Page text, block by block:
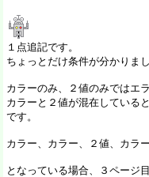
１点追記です。
ちょっとだけ条件が分かりまし
カラーのみ、２値のみではエ
カラーと２値が混在している
です。
カラー、カラー、２値、カラー
となっている場合、３ページ